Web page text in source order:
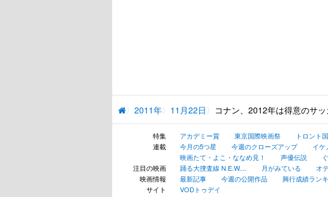
2011年 11月22日 コナン、2012年は得意のサ
特集 アカデミー賞 東京国際映画祭 トロント
連載
今月の5つ星 今週のクローズアップ イケ
映画たて・よこ・ななめ見！
声優伝説
注目の映画
踊る大捜査線 N.E.W.... 月がみている オ
映画情報
最新記事 今週の公開作品 興行成績ラン
サイト
VODトゥデイ